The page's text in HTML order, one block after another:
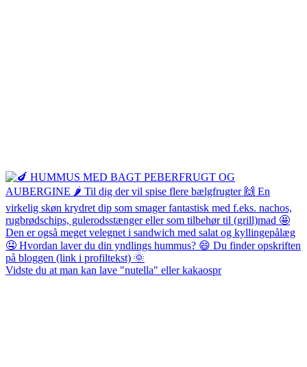
Vidste du at man kan lave "nutella" eller kakaospr